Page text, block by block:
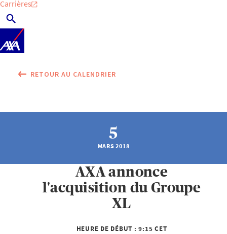
Carrières
RETOUR AU CALENDRIER
5
MARS 2018
AXA annonce
l'acquisition du Groupe
XL
HEURE DE DÉBUT :9:15 CET